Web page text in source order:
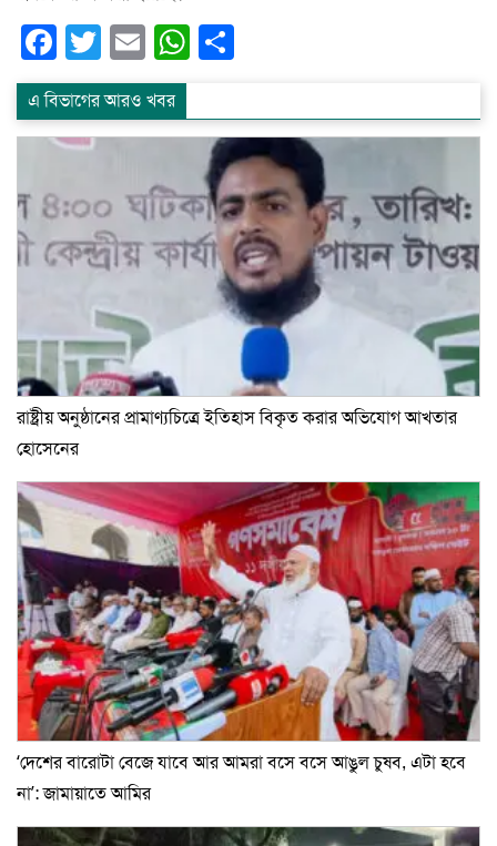
Facebook
Twitter
EmailWhatsApp
এ বিভাগের আরও খবর
রাষ্ট্রীয় অনুষ্ঠানের প্রামাণ্যচিত্রে ইতিহাস বিকৃত করার অভিযোগ আখতার
হোসেনের
‘দেশের বারোটা বেজে যাবে আর আমরা বসে বসে আঙুল চুষব, এটা হবে
না’: জামায়াতে আমির